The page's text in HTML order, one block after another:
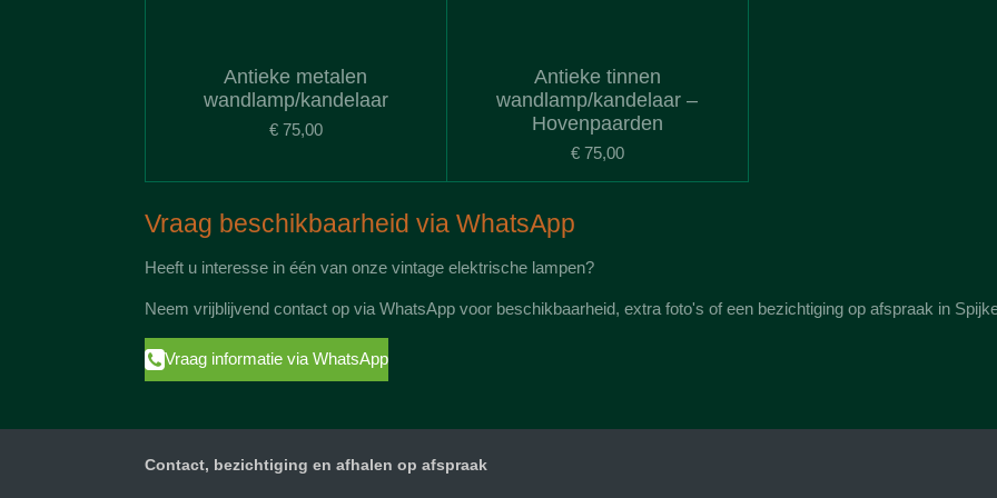
Antieke metalen
wandlamp/kandelaar
€ 75,00
Antieke tinnen
wandlamp/kandelaar –
Hovenpaarden
€ 75,00
Vraag beschikbaarheid via WhatsApp
Heeft u interesse in één van onze vintage elektrische lampen?
Neem vrijblijvend contact op via WhatsApp voor beschikbaarheid, extra foto's of een bezichtiging op afspraak in
Vraag informatie via WhatsApp
Contact, bezichtiging en afhalen op afspraak